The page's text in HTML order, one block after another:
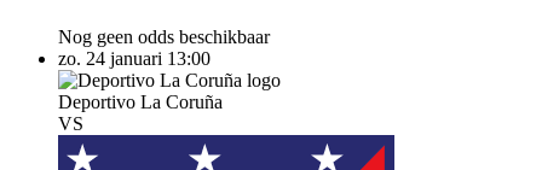
Nog geen odds beschikbaar
zo. 24 januari 13:00
Deportivo La Coruña
VS